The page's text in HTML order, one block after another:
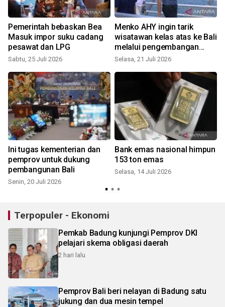
Pemerintah bebaskan Bea
Masuk impor suku cadang
pesawat dan LPG
Sabtu, 25 Juli 2026
Menko AHY ingin tarik
wisatawan kelas atas ke Bali
melalui pengembangan
marina
Selasa, 21 Juli 2026
Ini tugas kementerian dan
pemprov untuk dukung
pembangunan Bali
Senin, 20 Juli 2026
Bank emas nasional himpun
153 ton emas
Selasa, 14 Juli 2026
Terpopuler - Ekonomi
Pemkab Badung kunjungi Pemprov DKI
pelajari skema obligasi daerah
2 hari lalu
Pemprov Bali beri nelayan di Badung satu
jukung dan dua mesin tempel